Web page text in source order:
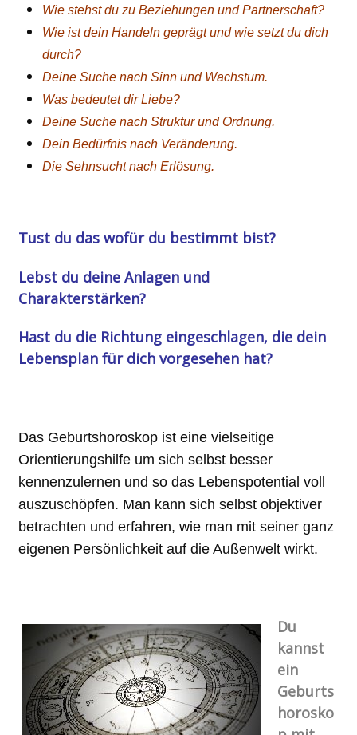
Wie stehst du zu Beziehungen und Partnerschaft?
Wie ist dein Handeln geprägt und wie setzt du dich
durch?
Deine Suche nach Sinn und Wachstum.
Was bedeutet dir Liebe?
Deine Suche nach Struktur und Ordnung.
Dein Bedürfnis nach Veränderung.
Die Sehnsucht nach Erlösung.
Tust du das wofür du bestimmt bist?
Lebst du deine Anlagen und
Charakterstärken?
Hast du die Richtung eingeschlagen, die dein
Lebensplan für dich vorgesehen hat?
Das Geburtshoroskop ist eine vielseitige
Orientierungshilfe um sich selbst besser
kennenzulernen und so das Lebenspotential voll
auszuschöpfen. Man kann sich selbst objektiver
betrachten und erfahren, wie man mit seiner ganz
eigenen Persönlichkeit auf die Außenwelt wirkt.
Du
kannst
ein
Geburts
horosko